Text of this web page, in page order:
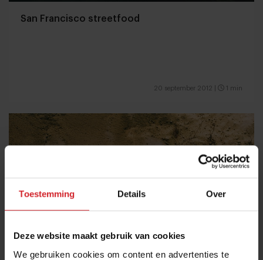
Toestemming Details Over
Deze website maakt gebruik van cookies
We gebruiken cookies om content en advertenties te
San Francisco streetfood
20 september 2012 1 min